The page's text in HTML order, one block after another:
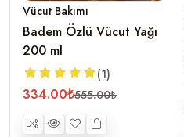
Vücut Bakımı
Badem Özlü Vücut Yağı
200 ml
(1)
334.00₺555.00₺